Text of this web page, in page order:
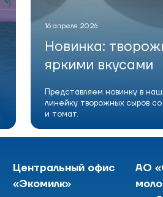
16 апреля 2026
Новинка:
яркими вкусами
Представляем новинку в
линейку творожных сыров
и томат.
Центральный офис
«Экомилк»
АО